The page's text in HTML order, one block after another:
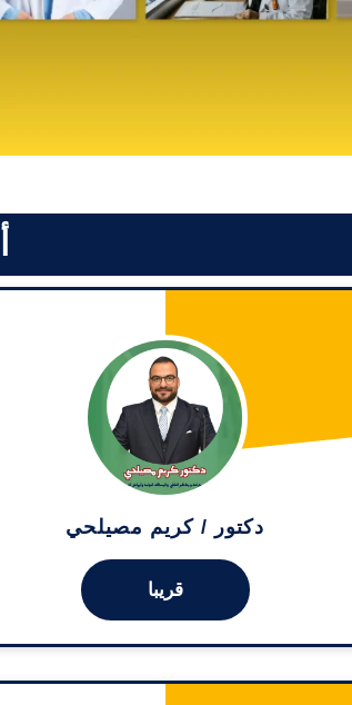
دكتور / كريم مصيلحي
قريبا